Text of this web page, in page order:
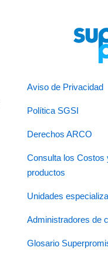
Aviso de Privacidad
Política SGSI
Derechos ARCO
Consulta los Costos
productos
Unidades
Administradores de
Glosario